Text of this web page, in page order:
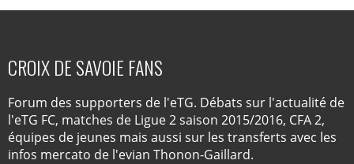
CROIX DE SAVOIE FANS
Forum des supporters de l'eTG. Débats sur l'actualité de
l'eTG FC, matches de Ligue 2 saison 2015/2016, CFA 2,
équipes de jeunes mais aussi sur les transferts avec les
infos mercato de l'evian Thonon-Gaillard.